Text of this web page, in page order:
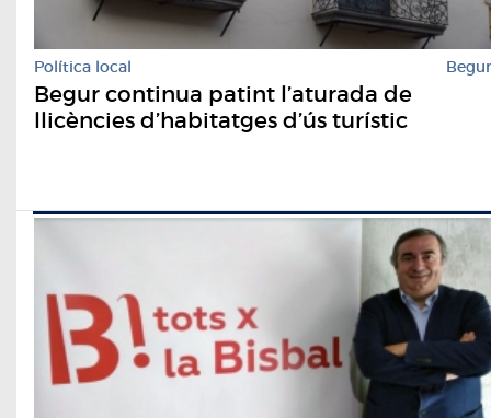
Política local Begur
Begur continua patint l’aturada de
llicències d’habitatges d’ús turístic